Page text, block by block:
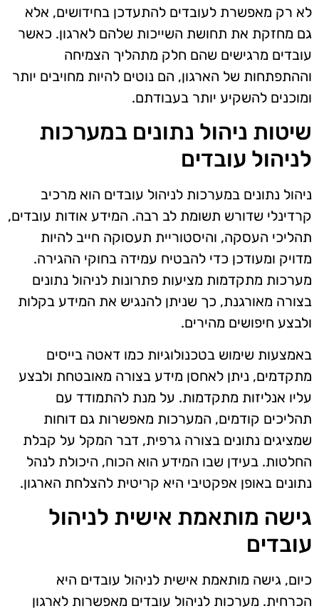
לא רק מאפשרת לעובדים להתעדכן בחידושים, אלא
גם מחזקת את תחושת השייכות שלהם לארגון. כאשר
עובדים מרגישים שהם חלק מתהליך הצמיחה
וההתפתחות של הארגון, הם נוטים להיות מחויבים יותר
ומוכנים להשקיע יותר בעבודתם.
שיטות ניהול נתונים במערכות
לניהול עובדים
ניהול נתונים במערכות לניהול עובדים הוא מרכיב
קרדינלי שדורש תשומת לב רבה. המידע אודות עובדים,
תהליכי העסקה, והיסטוריית תעסוקה חייב להיות
מדויק ומעודכן כדי להבטיח עמידה בחוקי ההגירה.
מערכות מתקדמות מציעות פתרונות לניהול נתונים
בצורה מאורגנת, כך שניתן להנגיש את המידע בקלות
ולבצע חיפושים מהירים.
באמצעות שימוש בטכנולוגיות כמו דאטה בייסים
מתקדמים, ניתן לאחסן מידע בצורה מאובטחת ולבצע
עליו אנליזות מתקדמות. על מנת להתמודד עם
תהליכים קודמים, המערכות מאפשרות גם דוחות
שמציגים נתונים בצורה גרפית, דבר המקל על קבלת
החלטות. בעידן שבו המידע הוא הכוח, היכולת לנהל
נתונים באופן אפקטיבי היא קריטית להצלחת הארגון.
גישה מותאמת אישית לניהול
עובדים
כיום, גישה מותאמת אישית לניהול עובדים היא
הכרחית. מערכות לניהול עובדים מאפשרות לארגון